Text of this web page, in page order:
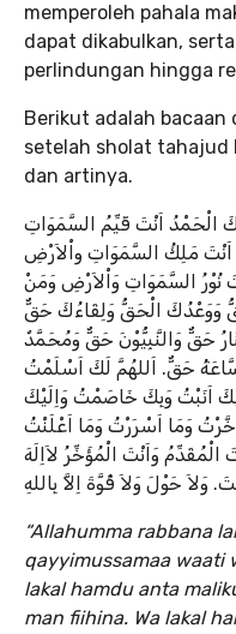
memperoleh pahala
dapat dikabulkan,
perlindungan hingga
Berikut adalah bacaan
setelah sholat tahajud
dan artinya.
لَكَ الْحَمْدُ اَنْتَ قَيِّمُ السَّمَوَاتِ
مَلِكُ السَّمَوَاتِ واْلاَرْضِ
نُوْرُ السَّمَوَاتِ وَاْلاَرْضِ وَمَنْ
وَوَعْدُكَ الْحَقُّ وَلِقَاءُكَ حَقٌّ
حَقٌّ وَالنَّبِيُّوْنَ حَقٌّ وَمُحَمَّدٌ
حَقٌّ. اَللهُمَّ لَكَ اَسْلَمْتُ
اَنَبْتُ وَبِكَ خَاصَمْتُ وَاِلَيْكَ
وَمَا اَسْرَرْتُ وَمَا اَعْلَنْتُ
الْمُقَدِّمُ وَاَنْتَ الْمُؤَخِّرُ لاَاِلَهَ
وَلاَ حَوْلَ وَلاَ قُوَّةَ اِلاَّ بِاللهِ
“Allahumma rabbana
qayyimussamaa waati
lakal hamdu anta
man fiihina. Wa lakal